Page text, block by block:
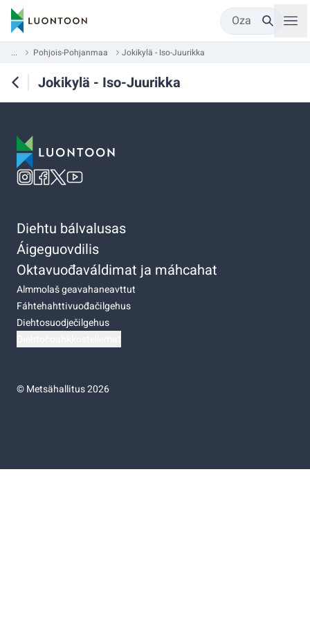
Oza
... Pohjois-Pohjanmaa Jokikylä - Iso-Juurikka
Jokikylä - Iso-Juurikka
Diehtu bálvalusas
Áigeguovdilis
Oktavuođaváldimat ja máhcahat
Almmolaš geavahaneavttut
Fáhtehahttivuođačilgehus
Diehtosuodječilgehus
©Metsähallitus 2026